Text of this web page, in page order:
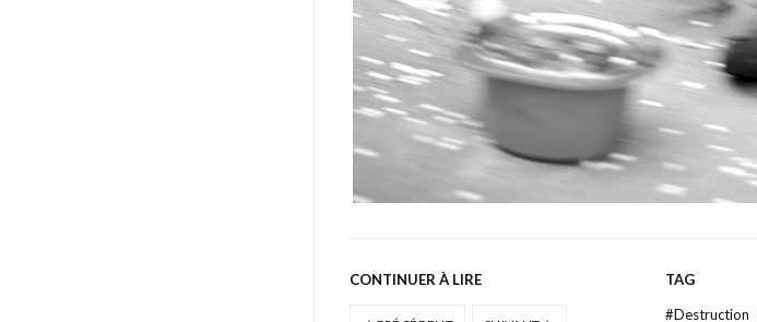
CONTINUER À LIRE
TAG
#Destruction